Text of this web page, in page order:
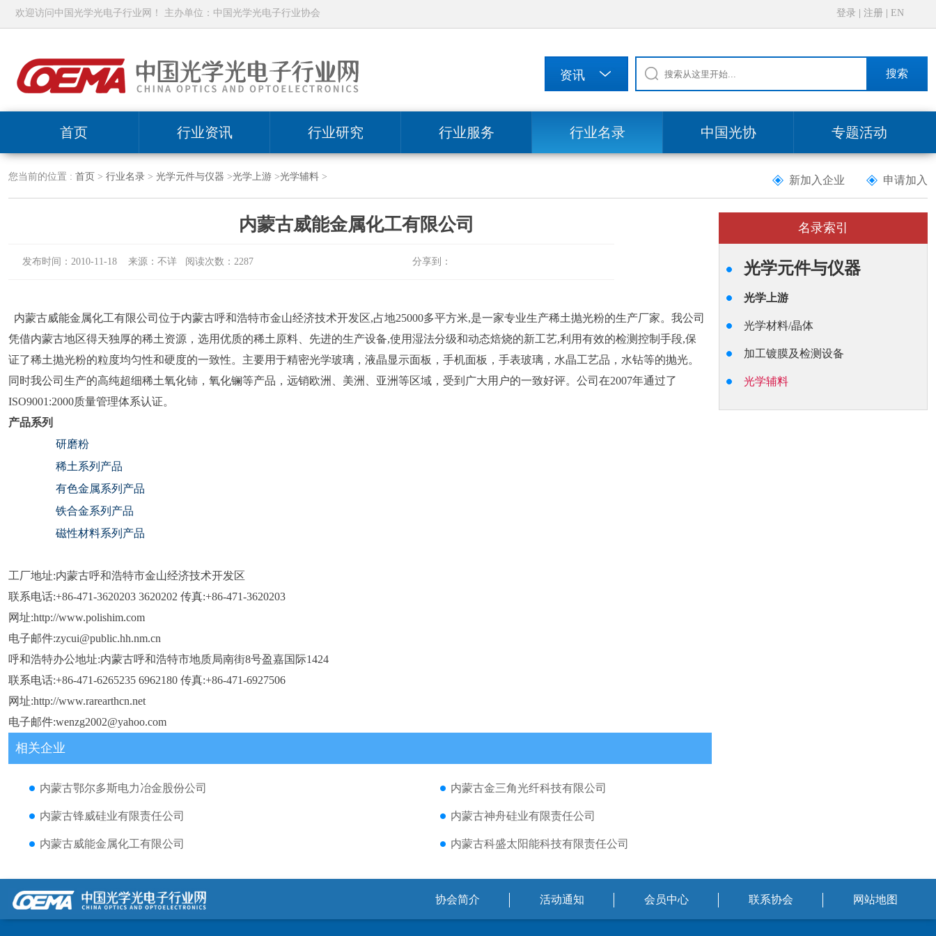
欢迎访问中国光学光电子行业网！ 主办单位：中国光学光电子行业协会 登录 注册 EN
搜索
首页 行业资讯 行业研究 行业服务 行业名录 中国光协 专题活动
您当前的位置 : 首页 > 行业名录 > 光学元件与仪器 >光学上游 >光学辅料 > 新加入企业 申请加入
内蒙古威能金属化工有限公司
发布时间：2010-11-18 来源：不详 阅读次数：2287 分享到：
内蒙古威能金属化工有限公司位于内蒙古呼和浩特市金山经济技术开发区,占地25000多平方米,是一家专业生产稀土抛光粉的生产厂家。我公司
凭借内蒙古地区得天独厚的稀土资源，选用优质的稀土原料、先进的生产设备,使用湿法分级和动态焙烧的新工艺,利用有效的检测控制手段,保
证了稀土抛光粉的粒度均匀性和硬度的一致性。主要用于精密光学玻璃，液晶显示面板，手机面板，手表玻璃，水晶工艺品，水钻等的抛光。
同时我公司生产的高纯超细稀土氧化铈，氧化镧等产品，远销欧洲、美洲、亚洲等区域，受到广大用户的一致好评。公司在2007年通过了
ISO9001:2000质量管理体系认证。
产品系列
研磨粉
稀土系列产品
有色金属系列产品
铁合金系列产品
磁性材料系列产品
工厂地址:内蒙古呼和浩特市金山经济技术开发区
联系电话:+86-471-3620203 3620202 传真:+86-471-3620203
网址:http://www.polishim.com
电子邮件:zycui@public.hh.nm.cn
呼和浩特办公地址:内蒙古呼和浩特市地质局南街8号盈嘉国际1424
联系电话:+86-471-6265235 6962180 传真:+86-471-6927506
网址:http://www.rarearthcn.net
电子邮件:wenzg2002@yahoo.com
相关企业
内蒙古金三角光纤科技有限公司
内蒙古鄂尔多斯电力冶金股份公司
内蒙古神舟硅业有限责任公司
内蒙古锋威硅业有限责任公司
内蒙古科盛太阳能科技有限责任公司
内蒙古威能金属化工有限公司
名录索引
光学元件与仪器
光学上游
光学材料/晶体
加工镀膜及检测设备
光学辅料
协会简介 活动通知 会员中心 联系协会 网站地图